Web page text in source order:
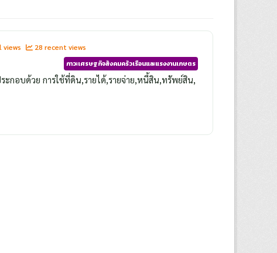
28 recent views
ภาวะเศรษฐกิจสังคมครัวเรือนและแรงงานเกษตร
ะกอบด้วย การใช้ที่ดิน,รายได้,รายจ่าย,หนี้สิน,ทรัพย์สิน,